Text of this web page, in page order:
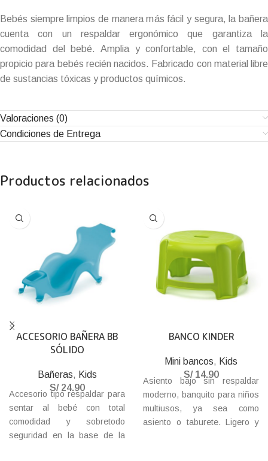
Bebés siempre limpios de manera más fácil y segura, la bañera
cuenta con un respaldar ergonómico que garantiza la
comodidad del bebé. Amplia y confortable, con el tamaño
propicio para bebés recién nacidos. Fabricado con material libre
de sustancias tóxicas y productos químicos.
Valoraciones (0)
Condiciones de Entrega
Productos relacionados
ACCESORIO BAÑERA BB
SÓLIDO
Bañeras, Kids
S/24.90
Accesorio tipo respaldar para
sentar al bebé con total
comodidad y sobretodo
seguridad en la base de la
BANCO KINDER
Mini bancos, Kids
S/14.90
Asiento bajo sin respaldar
moderno, banquito para niños
multiusos, ya sea como
asiento o taburete. Ligero y